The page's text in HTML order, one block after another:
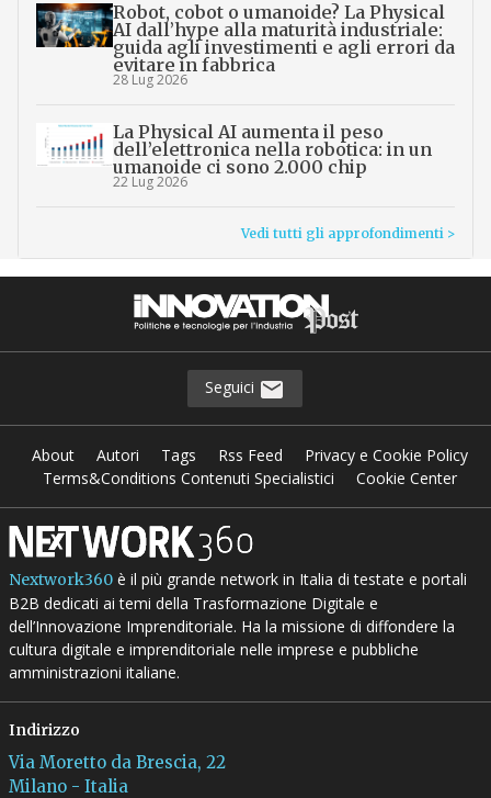
Robot, cobot o umanoide? La Physical
AI dall’hype alla maturità industriale:
guida agli investimenti e agli errori da
evitare in fabbrica
28 Lug 2026
La Physical AI aumenta il peso
dell’elettronica nella robotica: in un
umanoide ci sono 2.000 chip
22 Lug 2026
Vedi tutti gli approfondimenti >
Seguici
About Autori Tags Rss Feed
Privacy e Cookie Policy
Terms&Conditions Contenuti Specialistici
Cookie Center
Nextwork360è il più grande network in Italia di testate e portali
B2B dedicati ai temi della Trasformazione Digitale e
dell’Innovazione Imprenditoriale. Ha la missione di diffondere la
cultura digitale e imprenditoriale nelle imprese e pubbliche
amministrazioni italiane.
Indirizzo
Via Moretto da Brescia, 22
Milano - Italia